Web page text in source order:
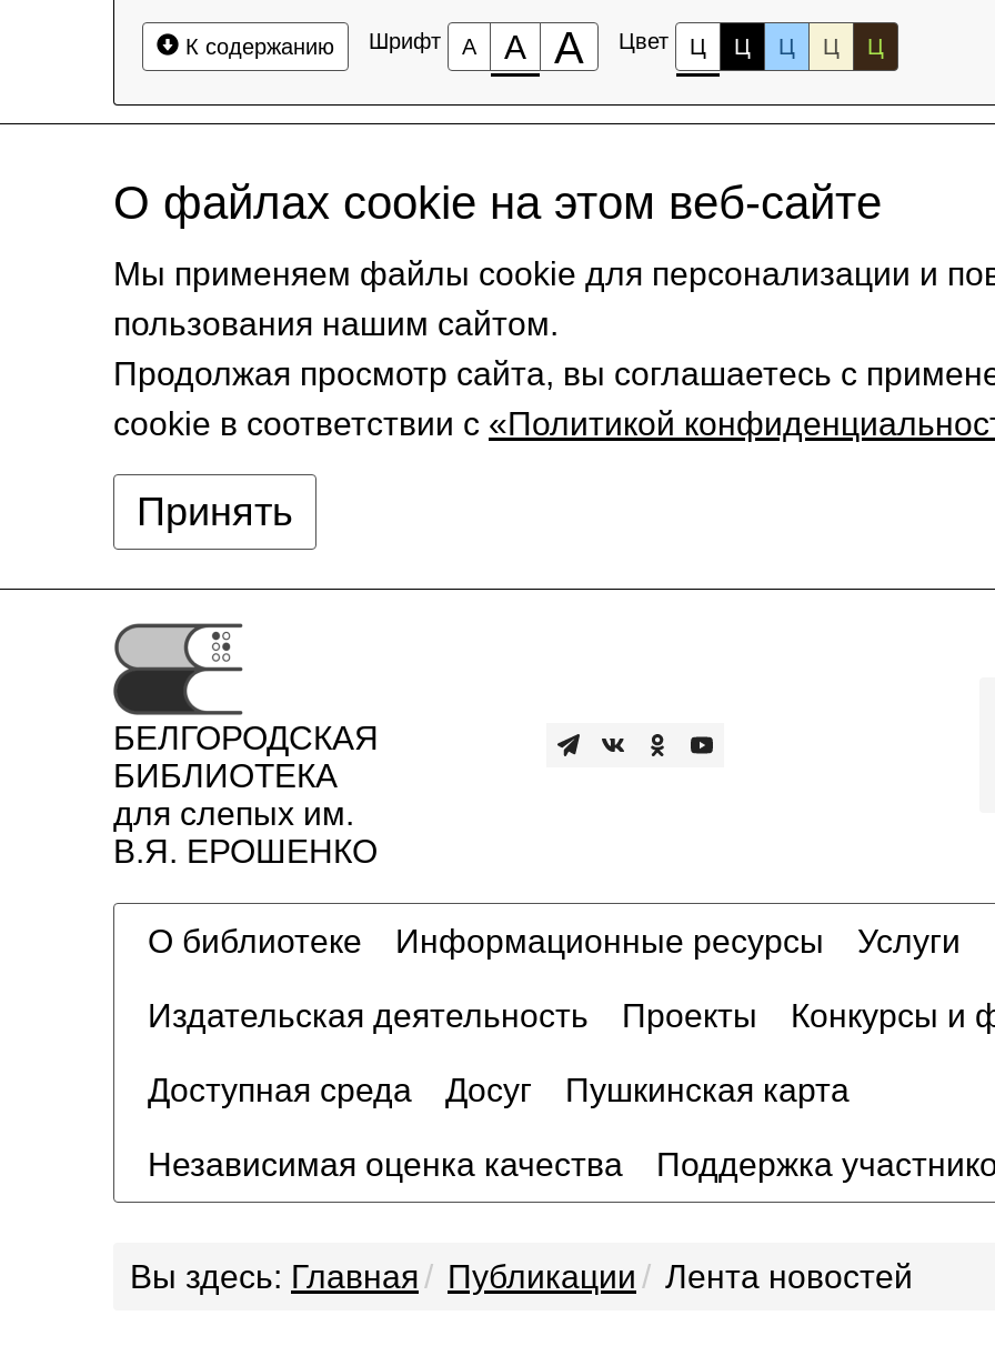
К содержанию Шрифт А А А Цвет Ц Ц Ц Ц Ц
О файлах cookie на этом веб-сайте
Мы применяем файлы cookie для персонализации и
пользования нашим сайтом.
Продолжая просмотр сайта, вы соглашаетесь с
cookie в соответствии с «Политикой
Принять
БЕЛГОРОДСКАЯ
БИБЛИОТЕКА
для слепых им.
В.Я. ЕРОШЕНКО
О библиотеке Информационные ресурсы Услуги
Издательская деятельность Проекты Конкурсы и
Доступная среда Досуг Пушкинская карта
Независимая оценка качества Поддержка
Вы здесь: Главная Публикации Лента новостей